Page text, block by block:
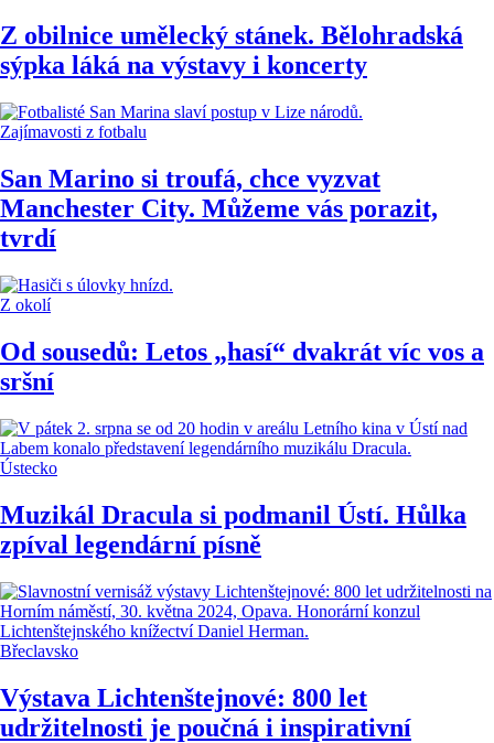
Z obilnice umělecký stánek. Bělohradská
sýpka láká na výstavy i koncerty
Zajímavosti z fotbalu
San Marino si troufá, chce vyzvat
Manchester City. Můžeme vás porazit,
tvrdí
Z okolí
Od sousedů: Letos „hasí“ dvakrát víc vos a
sršní
Ústecko
Muzikál Dracula si podmanil Ústí. Hůlka
zpíval legendární písně
Břeclavsko
Výstava Lichtenštejnové: 800 let
udržitelnosti je poučná i inspirativní